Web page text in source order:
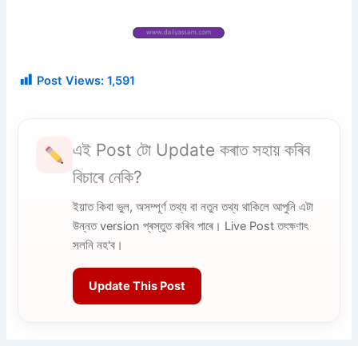
Post Views: 1,591
এই Post টো Update কৰাত সহায় কৰিব
বিচাৰে নেকি?
ইয়াত কিবা ভুল, অসম্পূৰ্ণ তথ্য বা নতুন তথ্য থাকিলে আপুনি এটা
উন্নত version প্ৰস্তুত কৰিব পাৰে। Live Post তৎক্ষণাৎ
সলনি নহ'ব।
Update This Post